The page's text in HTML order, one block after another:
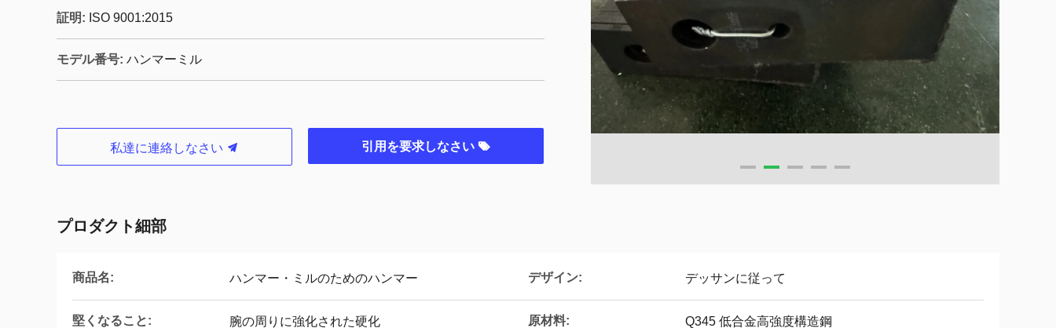
証明: ISO 9001:2015
モデル番号: ハンマーミル
私達に連絡しなさい 引用を要求しなさい
プロダクト細部
商品名: ハンマー・ミルのためのハンマー デザイン: デッサンに従って
堅くなること: 腕の周りに強化された硬化 原材料: Q345 低合金高強度構造鋼